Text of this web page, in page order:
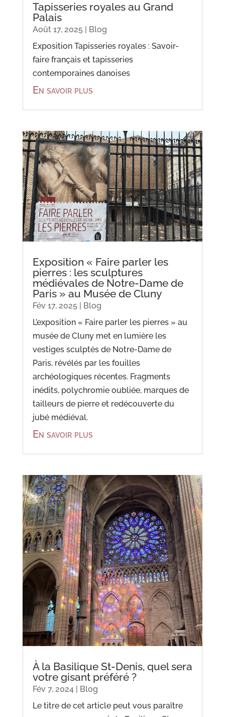
Tapisseries royales au Grand
Palais
Août 17, 2025|
Blog
Exposition Tapisseries royales : Savoir-
faire français et tapisseries
contemporaines danoises
En savoir plus
Exposition « Faire parler les
pierres : les sculptures
médiévales de Notre-Dame de
Paris » au Musée de Cluny
Fév 17, 2025| Blog
L’exposition « Faire parler les pierres » au
musée de Cluny met en lumière les
vestiges sculptés de Notre-Dame de
Paris, révélés par les fouilles
archéologiques récentes. Fragments
inédits, polychromie oubliée, marques de
tailleurs de pierre et redécouverte du
jubé médiéval.
En savoir plus
À la Basilique St-Denis, quel sera
votre gisant préféré ?
Fév 7, 2024|
Blog
Le titre de cet article peut vous paraître